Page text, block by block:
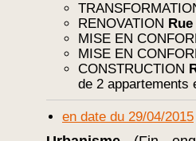
RENOVATION
MISE EN
MISE EN
CONSTRUCTION
de 2 appartements
en date du 29/04/2015